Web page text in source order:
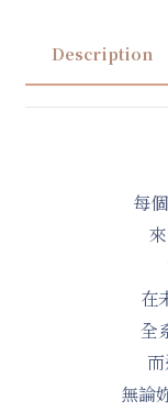
Description
每
在
全
無論